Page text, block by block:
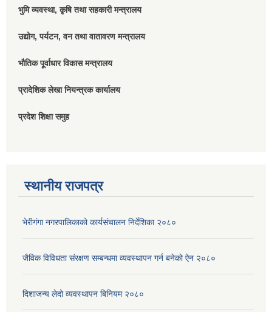
भुमि व्यवस्था, कृषि तथा सहकारी मन्त्रालय
उद्योग, पर्यटन, वन तथा वातावरण मन्त्रालय
भौतिक पूर्वाधार विकास मन्त्रालय
प्रादेशिक लेखा नियन्त्रक कार्यालय
प्रदेश शिक्षा समुह
स्थानीय राजपत्र
भेरीगंगा नगरपालिकाको कार्यसंचालन निर्देशिका २०८०
जैविक विविधता संरक्षण सम्बन्धमा व्यवस्थापन गर्न बनेको ऐन २०८०
दिशाजन्य लेदो व्यवस्थापन बिनियम २०८०